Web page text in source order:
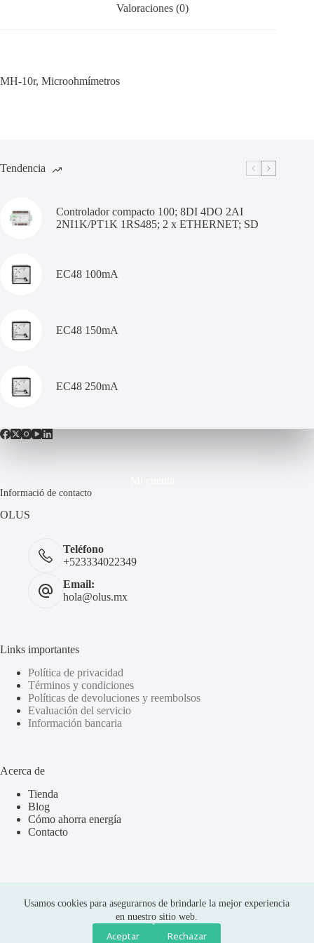
Usamos cookies para asegurarnos de brindarle la mejor experiencia
en nuestro sitio web.
Aceptar Rechazar
Valoraciones (0)
MH-10r, Microohmímetros
Tendencia
Controlador compacto 100; 8DI 4DO 2AI
2NI1K/PT1K 1RS485; 2 x ETHERNET; SD
EC48 100mA
EC48 150mA
EC48 250mA
Informació de contacto
OLUS
Teléfono
+523334022349
Email:
hola@olus.mx
Links importantes
Política de privacidad
Términos y condiciones
Políticas de devoluciones y reembolsos
Evaluación del servicio
Información bancaria
Acerca de
Tienda
Blog
Cómo ahorra energía
Contacto